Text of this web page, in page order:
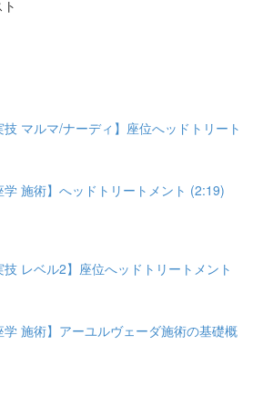
技 マルマ/ナーディ】座位へッドトリート
学 施術】へッドトリートメント (2:19)
技 レベル2】座位へッドトリートメント
学 施術】アーユルヴェーダ施術の基礎概